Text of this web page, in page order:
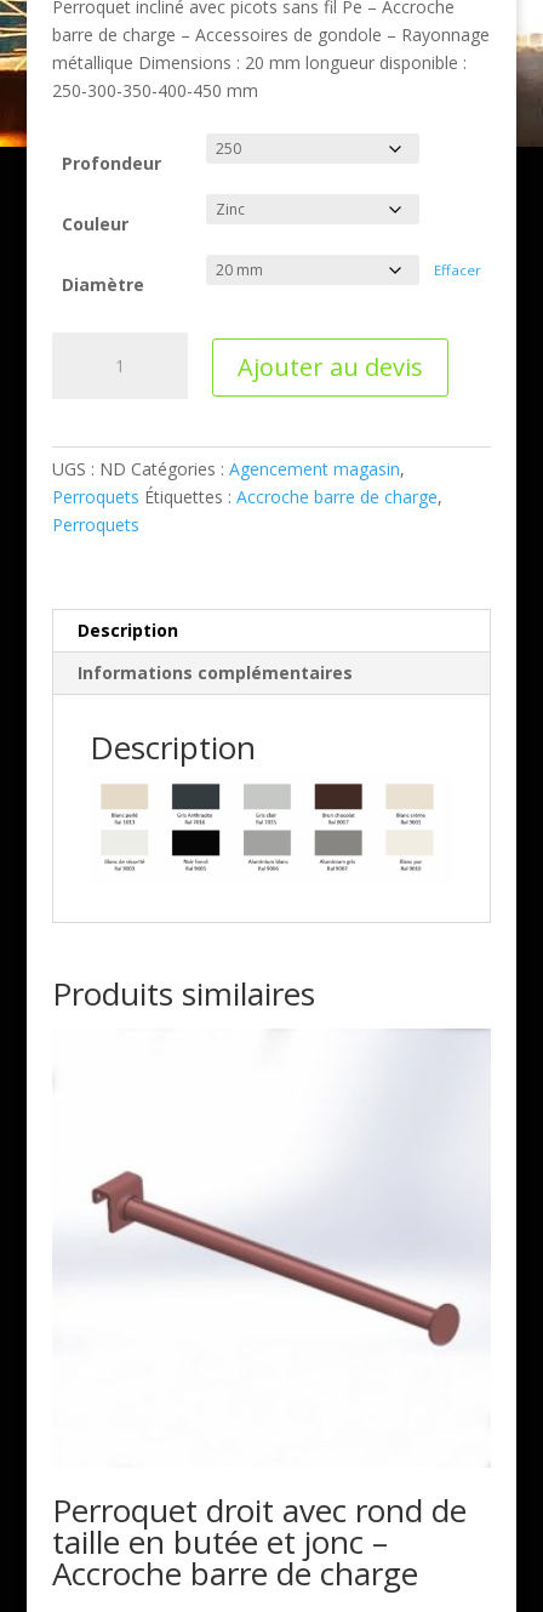
Perroquet incliné avec picots sans fil Pe – Accroche
barre de charge – Accessoires de gondole – Rayonnage
métallique Dimensions : 20 mm longueur disponible :
250-300-350-400-450 mm
Profondeur
Couleur
Diamètre
Effacer
Accroche
barre
Ajouter au devis
UGS : ND Catégories : Agencement magasin,
Perroquets Étiquettes : Accroche barre de charge,
Perroquets
Description
Informations complémentaires
Description
Produits similaires
Perroquet droit avec rond de
taille en butée et jonc –
Accroche barre de charge